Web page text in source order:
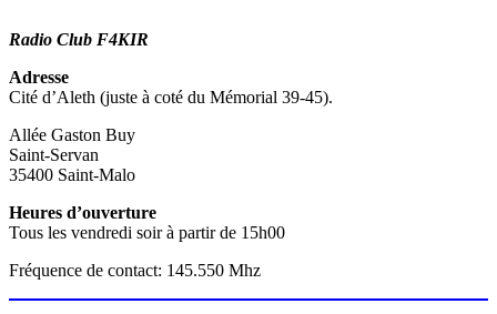
Radio Club F4KIR
Adresse
Cité d’Aleth (juste à coté du Mémorial 39-45).
Allée Gaston Buy
Saint-Servan
35400 Saint-Malo
Heures d’ouverture
Tous les vendredi soir à partir de 15h00
Fréquence de contact: 145.550 Mhz